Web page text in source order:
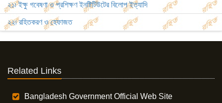
২১৷ ইক্ষু গবেষণা ও প্রশিক্ষণ ইনষ্টিটিউটের বিলোপ ইত্যাদি
২২৷ রহিতকরণ ও হেফাজত
Related Links
Bangladesh Government Official Web Site